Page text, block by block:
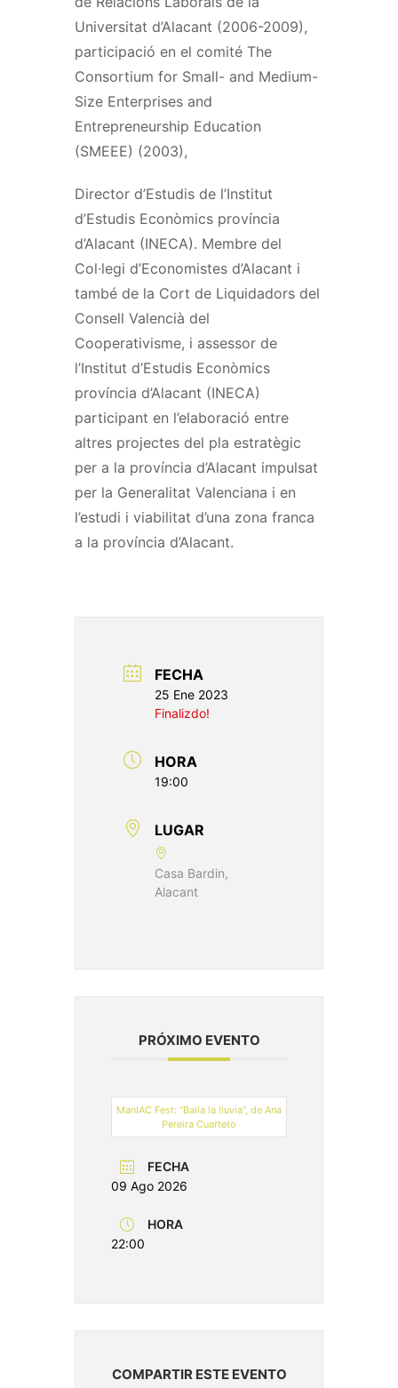
Universitat d’Alacant (2006-2009),
participació en el comité The
Consortium for Small- and Medium-
Size Enterprises and
Entrepreneurship Education
(SMEEE) (2003),
Director d’Estudis de l’Institut
d’Estudis Econòmics província
d’Alacant (INECA). Membre del
Col·legi d’Economistes d’Alacant i
també de la Cort de Liquidadors del
Consell Valencià del
Cooperativisme, i assessor de
l’Institut d’Estudis Econòmics
província d’Alacant (INECA)
participant en l’elaboració entre
altres projectes del pla estratègic
per a la província d’Alacant impulsat
per la Generalitat Valenciana i en
l’estudi i viabilitat d’una zona franca
a la província d’Alacant.
FECHA
25 Ene 2023
Finalizdo!
HORA
19:00
LUGAR
Casa Bardin,
Alacant
PRÓXIMO EVENTO
ManIAC Fest: “Baila la lluvia”, de Ana
Pereira Cuarteto
FECHA
09 Ago 2026
HORA
22:00
COMPARTIR ESTE EVENTO